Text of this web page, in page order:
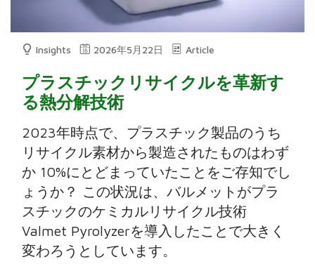
Insights 2026年5月22日 Article
プラスチックリサイクルを革新す
る熱分解技術
2023年時点で、プラスチック製品のうち
リサイクル素材から製造されたものはわず
か 10%にとどまっていたことをご存知でし
ょうか？ この状況は、バルメットがプラ
スチックのケミカルリサイクル技術
Valmet Pyrolyzerを導入したことで大きく
変わろうとしています。